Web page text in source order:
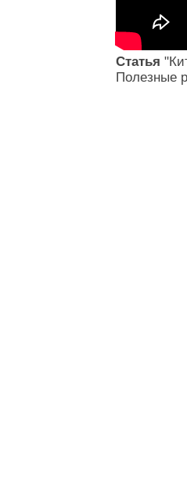
Статья
Полезные